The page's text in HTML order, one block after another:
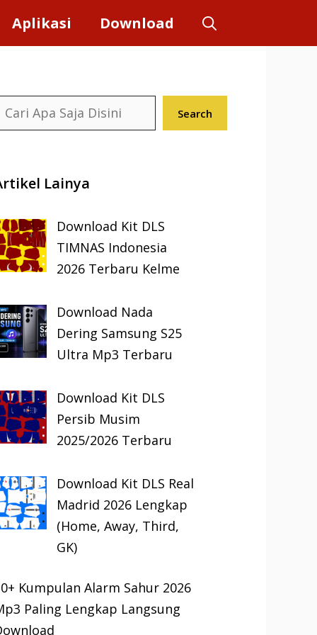
Aplikasi Download
Search
Lainya
Download Kit DLS
TIMNAS Indonesia
2026 Terbaru Kelme
Download Nada
Dering Samsung S25
Ultra Mp3 Terbaru
Download Kit DLS
Persib Musim
2025/2026 Terbaru
Download Kit DLS Real
Madrid 2026 Lengkap
(Home, Away, Third,
GK)
Kumpulan Alarm Sahur 2026
Paling Lengkap Langsung